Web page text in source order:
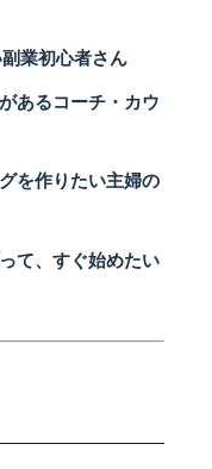
業初心者さん
あるコーチ・カウ
を作りたい主婦の
て、すぐ始めたい